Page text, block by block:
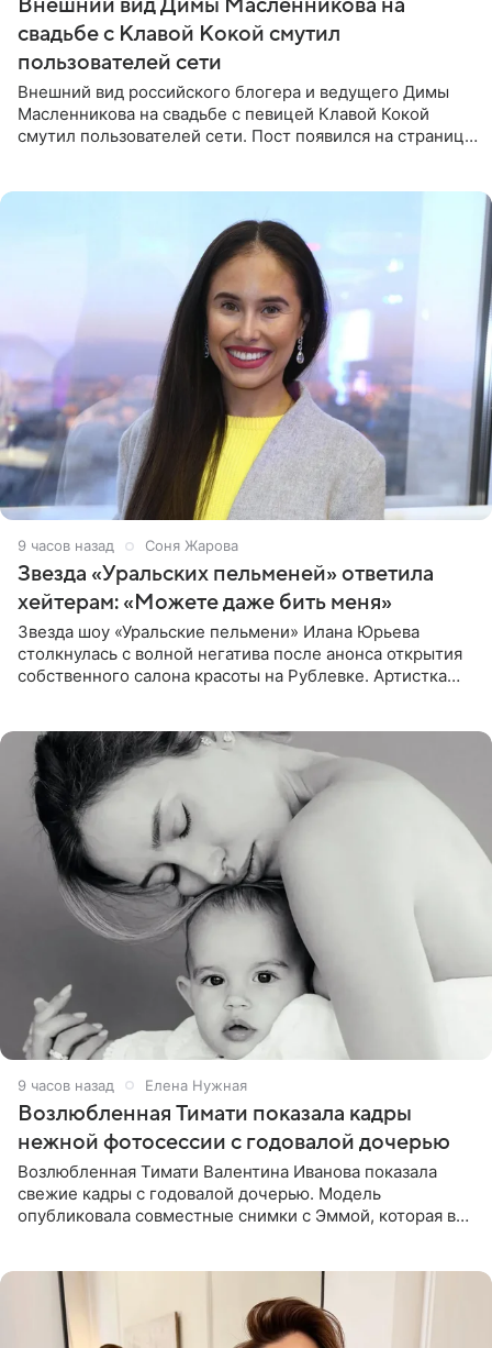
Внешний вид Димы Масленникова на
свадьбе с Клавой Кокой смутил
пользователей сети
Внешний вид российского блогера и ведущего Димы
Масленникова на свадьбе с певицей Клавой Кокой
смутил пользователей сети. Пост появился на странице
9 часов назад Соня Жарова
Звезда «Уральских пельменей» ответила
хейтерам: «Можете даже бить меня»
Звезда шоу «Уральские пельмени» Илана Юрьева
столкнулась с волной негатива после анонса открытия
собственного салона красоты на Рублевке. Артистка
9 часов назад Елена Нужная
Возлюбленная Тимати показала кадры
нежной фотосессии с годовалой дочерью
Возлюбленная Тимати Валентина Иванова показала
свежие кадры с годовалой дочерью. Модель
опубликовала совместные снимки с Эммой, которая в